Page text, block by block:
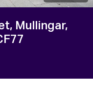
Mullingar,